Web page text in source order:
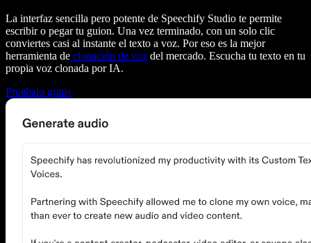
La interfaz sencilla pero potente de Speechify Studio te permite
escribir o pegar tu guion. Una vez terminado, con un solo clic
conviertes casi al instante el texto a voz. Por eso es la mejor
herramienta de clonación de voz del mercado. Escucha tu texto en tu
propia voz clonada por IA.
Pruébalo gratis